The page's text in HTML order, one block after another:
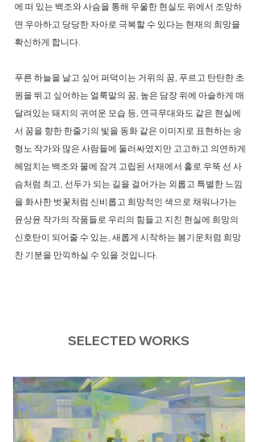
에 떠 있는 백조와 사슴을 통해 우울한 현실도 위에서 조망하
면 우아하고 당당한 자아로 극복할 수 있다는 현재의 희망을
확신하게 합니다.
​푸른 하늘을 날고 싶어 퍼덕이는 거위의 꿈, 푸르고 탄탄한 초
원을 뛰고 싶어하는 얼룩말의 꿈, 높은 담장 위에 아슬하게 매
달려있는 돼지의 귀여운 모습 등, 연극무대와도 같은 현실에
서 꿈을 향한 한줄기의 빛을 동화 같은 이미지로 표현하는 송
형노 작가와 많은 사람들에 둘러싸였지만 고고하고 의연하게
헤엄치는 백조와 물에 잠겨 고립된 서재에서 홀로 우뚝 선 사
슴처럼 최고, 선두가 되는 길을 걸어가는 외롭고 특별한 느낌
을 화사한 벗꽃처럼 신비롭고 희망적인 색으로 채워나가는
윤상윤 작가의 작품들로 우리의 힘들고 지친 현실에 희망의
신호탄이 되어줄 수 있는, 새롭게 시작하는 봄기운처럼 희망
찬 기분을 만끽하실 수 있을 것입니다.
SELECTED WORKS